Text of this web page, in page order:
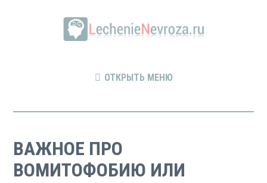
ОТКРЫТЬ МЕНЮ
ВАЖНОЕ ПРО
ВОМИТОФОБИЮ ИЛИ